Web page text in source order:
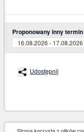
Proponowany inny termin
16.08.2026 -
Udostępnij